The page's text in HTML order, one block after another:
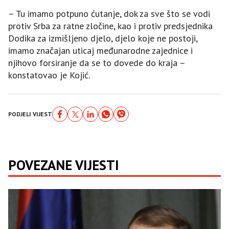
– Tu imamo potpuno ćutanje, dok za sve što se vodi
protiv Srba za ratne zločine, kao i protiv predsjednika
Dodika za izmišljeno djelo, djelo koje ne postoji,
imamo značajan uticaj međunarodne zajednice i
njihovo forsiranje da se to dovede do kraja –
konstatovao je Kojić.
PODJELI VIJEST
POVEZANE VIJESTI